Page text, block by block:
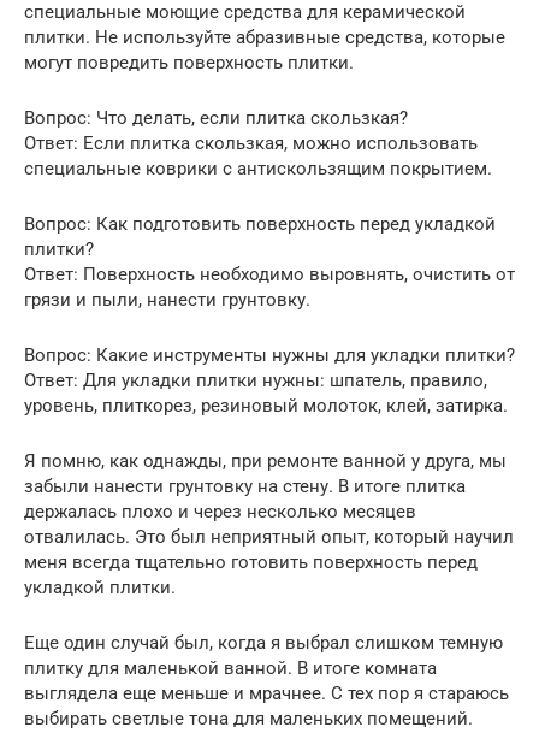
специальные моющие средства для керамической
плитки. Не используйте абразивные средства, которые
могут повредить поверхность плитки.
Вопрос: Что делать, если плитка скользкая?
Ответ: Если плитка скользкая, можно использовать
специальные коврики с антискользящим покрытием.
Вопрос: Как подготовить поверхность перед укладкой
плитки?
Ответ: Поверхность необходимо выровнять, очистить от
грязи и пыли, нанести грунтовку.
Вопрос: Какие инструменты нужны для укладки плитки?
Ответ: Для укладки плитки нужны: шпатель, правило,
уровень, плиткорез, резиновый молоток, клей, затирка.
Я помню, как однажды, при ремонте ванной у друга, мы
забыли нанести грунтовку на стену. В итоге плитка
держалась плохо и через несколько месяцев
отвалилась. Это был неприятный опыт, который научил
меня всегда тщательно готовить поверхность перед
укладкой плитки.
Еще один случай был, когда я выбрал слишком темную
плитку для маленькой ванной. В итоге комната
выглядела еще меньше и мрачнее. С тех пор я стараюсь
выбирать светлые тона для маленьких помещений.